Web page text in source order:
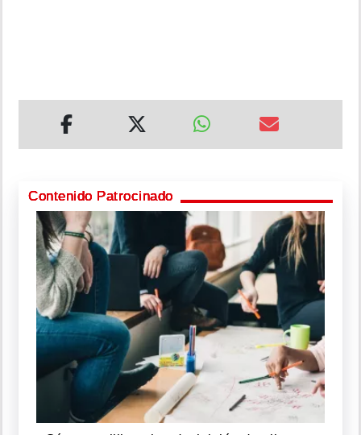
Contenido Patrocinado